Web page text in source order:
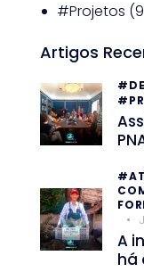
#Projetos
Artigos
A
há